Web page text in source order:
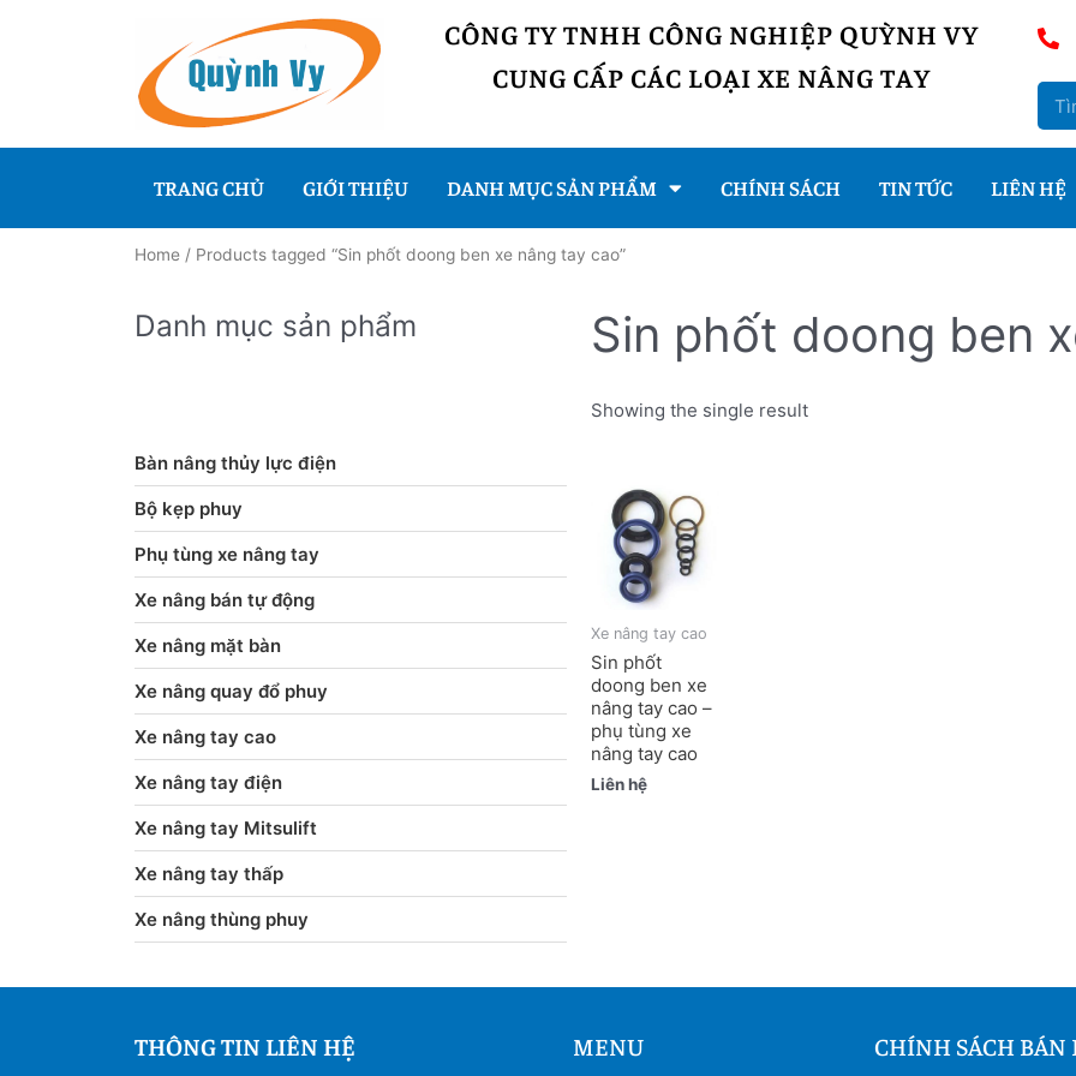
CÔNG TY TNHH CÔNG NGHIỆP QUỲNH VY
CUNG CẤP CÁC LOẠI XE NÂNG TAY
TRANG CHỦ GIỚI THIỆU DANH MỤC SẢN PHẨM CHÍNH SÁCH TIN TỨC LIÊN HỆ
Home / Products tagged “Sin phốt doong ben xe nâng tay cao”
Danh mục sản phẩm
Bàn nâng thủy lực điện
Bộ kẹp phuy
Phụ tùng xe nâng tay
Xe nâng bán tự động
Xe nâng mặt bàn
Xe nâng quay đổ phuy
Xe nâng tay cao
Xe nâng tay điện
Xe nâng tay Mitsulift
Xe nâng tay thấp
Xe nâng thùng phuy
Sin phốt doong ben
Showing the single result
Xe nâng tay cao
Sin phốt
doong ben xe
nâng tay cao –
phụ tùng xe
nâng tay cao
Liên hệ
THÔNG TIN LIÊN HỆ MENU CHÍNH SÁCH BÁN